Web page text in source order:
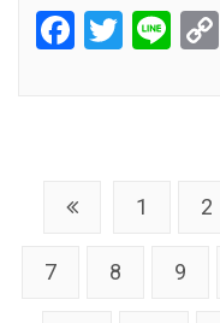
Facebook
Twitter
Line
1 2
7 8 9